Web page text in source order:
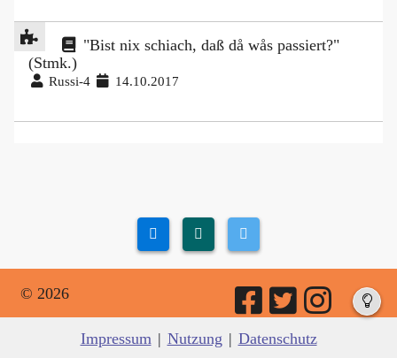
"Bist nix schiach, daß då wås passiert?"
(Stmk.)
Russi-4 14.10.2017
© 2026
Impressum | Nutzung | Datenschutz